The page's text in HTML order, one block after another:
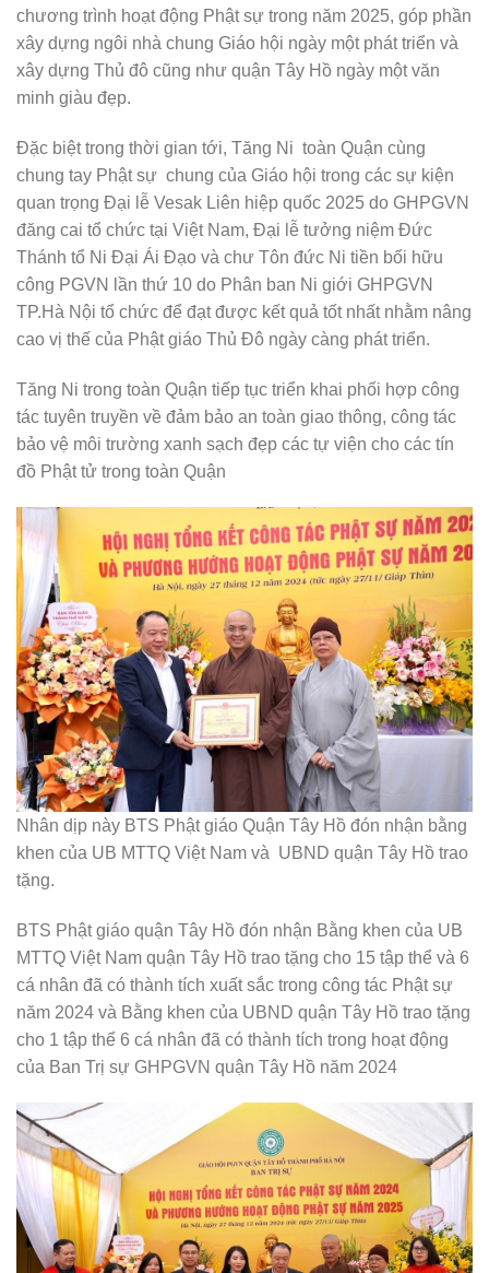
chương trình hoạt động Phật sự trong năm 2025, góp phần
xây dựng ngôi nhà chung Giáo hội ngày một phát triển và
xây dựng Thủ đô cũng như quận Tây Hồ ngày một văn
minh giàu đẹp.
Đặc biệt trong thời gian tới, Tăng Ni toàn Quận cùng
chung tay Phật sự chung của Giáo hội trong các sự kiện
quan trọng Đại lễ Vesak Liên hiệp quốc 2025 do GHPGVN
đăng cai tổ chức tại Việt Nam, Đại lễ tưởng niệm Đức
Thánh tổ Ni Đại Ái Đạo và chư Tôn đức Ni tiền bối hữu
công PGVN lần thứ 10 do Phân ban Ni giới GHPGVN
TP.Hà Nội tổ chức để đạt được kết quả tốt nhất nhằm nâng
cao vị thế của Phật giáo Thủ Đô ngày càng phát triển.
Tăng Ni trong toàn Quận tiếp tục triển khai phối hợp công
tác tuyên truyền về đảm bảo an toàn giao thông, công tác
bảo vệ môi trường xanh sạch đẹp các tự viện cho các tín
đồ Phật tử trong toàn Quận
Nhân dịp này BTS Phật giáo Quận Tây Hồ đón nhận bằng
khen của UB MTTQ Việt Nam và UBND quận Tây Hồ trao
tặng.
BTS Phật giáo quận Tây Hồ đón nhận Bằng khen của UB
MTTQ Việt Nam quận Tây Hồ trao tặng cho 15 tập thể và 6
cá nhân đã có thành tích xuất sắc trong công tác Phật sự
năm 2024 và Bằng khen của UBND quận Tây Hồ trao tặng
cho 1 tập thể 6 cá nhân đã có thành tích trong hoạt động
của Ban Trị sự GHPGVN quận Tây Hồ năm 2024